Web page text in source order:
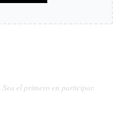
el primero en participar.